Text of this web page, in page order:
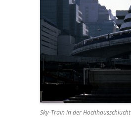
Sky-Train in der Hochhausschlucht